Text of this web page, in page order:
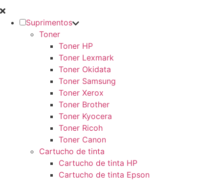
Suprimentos
Toner
Toner HP
Toner Lexmark
Toner Okidata
Toner Samsung
Toner Xerox
Toner Brother
Toner Kyocera
Toner Ricoh
Toner Canon
Cartucho de tinta
Cartucho de tinta HP
Cartucho de tinta Epson